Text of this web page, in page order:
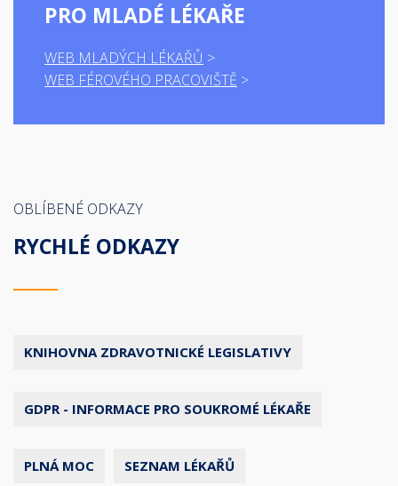
PRO MLADÉ LÉKAŘE
WEB MLADÝCH LÉKAŘŮ
WEB FÉROVÉHO PRACOVIŠTĚ
OBLÍBENÉ ODKAZY
RYCHLÉ ODKAZY
KNIHOVNA ZDRAVOTNICKÉ LEGISLATIVY
GDPR - INFORMACE PRO SOUKROMÉ LÉKAŘE
PLNÁ MOC SEZNAM LÉKAŘŮ